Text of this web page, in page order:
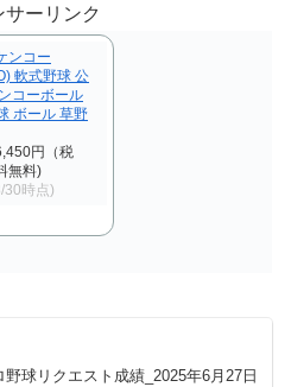
回、成功69回、失敗215回となり
ました。 【リクエ...
サーリンク
ンコー
軟式野球 公
コーボール
ボール 草野
円（税
無料)
30時点)
野球リクエスト成績_2025年6月27日